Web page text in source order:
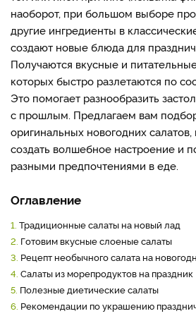
наоборот, при большом выборе
другие ингредиенты в
создают новые блюда для
Получаются вкусные и
которых быстро разлетаются по
Это помогает разнообразить
с прошлым. Предлагаем вам
оригинальных новогодних
создать волшебное настроение и
разными предпочтениями в еде.
Оглавление
1. Традиционные салаты на новый лад
2. Готовим вкусные слоеные салаты
3. Рецепт необычного салата на
4. Салаты из морепродуктов на праздник
5. Полезные диетические салаты
6. Рекомендации по украшению